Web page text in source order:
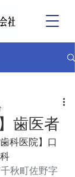
歯医者
科医院】口
秋町佐野字